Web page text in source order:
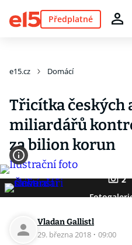
Předplatné
e15.cz Domácí
Třicítka českých
miliardářů
za bilion korun
2
Vladan Gallistl
29. března 2018 · 09:00